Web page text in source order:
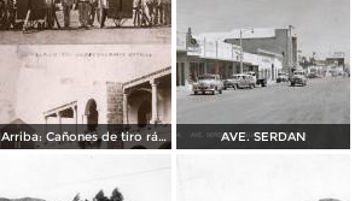
Arriba: Cañones de tiro rápido del Ejército Constitucionalista. Abajo: Palacio Municipal de Guaymas durante una batalla. AVE. SERDAN